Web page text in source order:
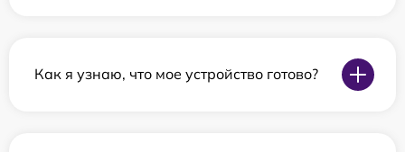
Как я узнаю, что мое устройство готово?